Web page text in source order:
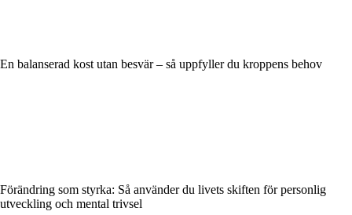
En balanserad kost utan besvär – så uppfyller du kroppens behov
Förändring som styrka: Så använder du livets skiften för personlig
utveckling och mental trivsel